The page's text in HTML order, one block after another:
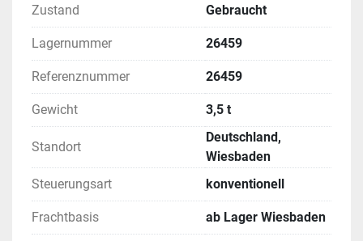
Zustand Gebraucht
Lagernummer 26459
Referenznummer 26459
Gewicht 3,5 t
Standort
Deutschland,
Wiesbaden
Steuerungsart
konventionell
Frachtbasis ab Lager Wiesbaden